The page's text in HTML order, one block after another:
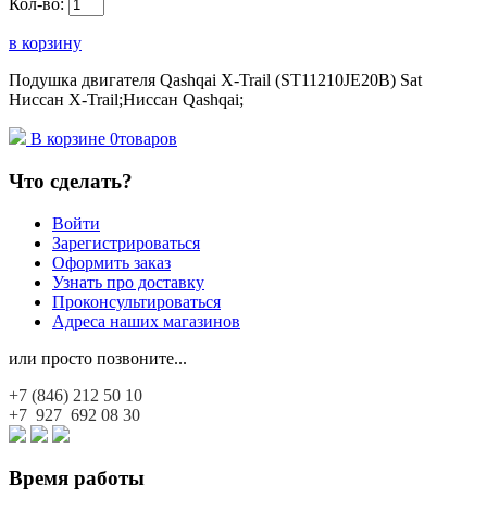
Кол-во:
в корзину
Подушка двигателя Qashqai X-Trail (ST11210JE20B) Sat
Ниссан X-Trail;Ниссан Qashqai;
В корзине 0товаров
Что сделать?
Войти
Зарегистрироваться
Оформить заказ
Узнать про доставку
Проконсультироваться
Адреса наших магазинов
или просто позвоните...
+7 (846) 212 50 10
+7 927 692 08 30
Время работы